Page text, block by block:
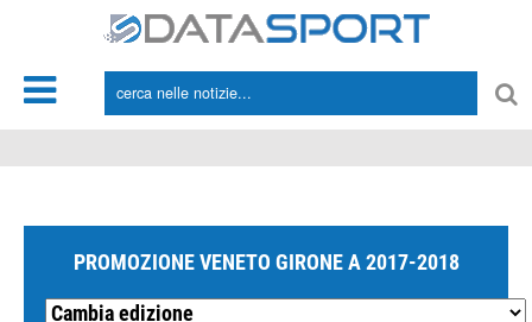
PROMOZIONE VENETO GIRONE A 2017-2018